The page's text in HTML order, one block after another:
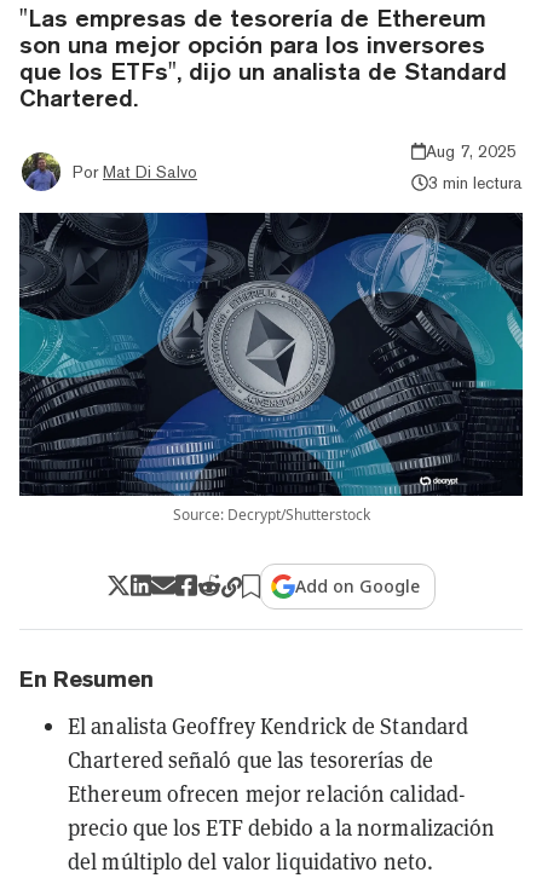
"Las empresas de tesorería de Ethereum
son una mejor opción para los inversores
que los ETFs", dijo un analista de Standard
Chartered.
Por Mat Di Salvo
Aug 7, 2025
3 min lectura
Source: Decrypt/Shutterstock
Add on Google
En Resumen
El analista Geoffrey Kendrick de Standard
Chartered señaló que las tesorerías de
Ethereum ofrecen mejor relación calidad-
precio que los ETF debido a la normalización
del múltiplo del valor liquidativo neto.